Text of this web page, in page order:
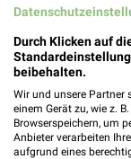
REWE
Durch Klicken auf
beibehalten.
Wir und unsere
einem Gerät zu, wie z.
Browserspeichern, um
Anbieter verarbeiten
aufgrund eines